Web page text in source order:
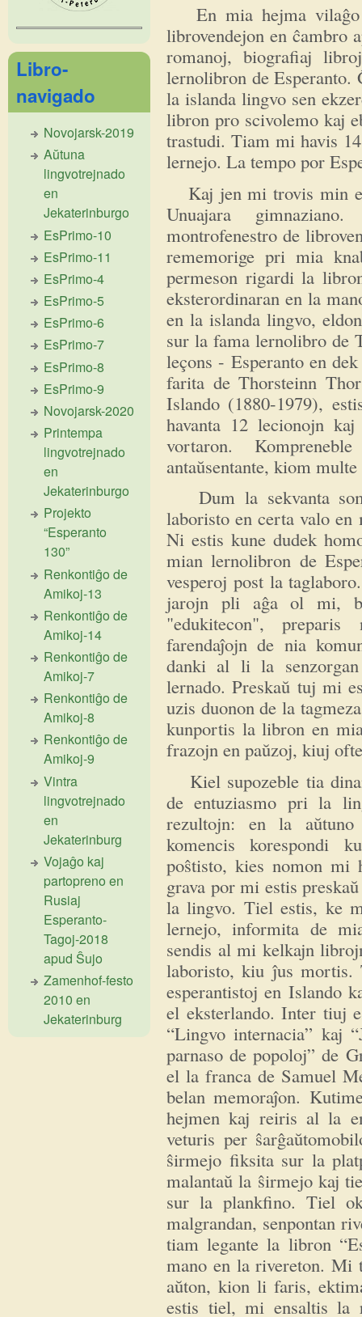
En mia hejma vilaĝo
librovendejon en ĉambro
romanoj, biografiaj
lernolibron de Esperanto.
la islanda lingvo sen
libron pro scivolemo kaj
trastudi. Tiam mi havis
lernejo. La tempo por
Kaj jen mi trovis min
Unuajara
montrofenestro de
rememorige pri mia
permeson rigardi la
eksterordinaran en la
en la islanda lingvo,
sur la fama lernolibro de
leçons - Esperanto en
farita de Thorsteinn
Islando (1880-1979),
havanta 12 lecionojn kaj
vortaron.
antaŭsentante, kiom
Dum la sekvanta
laboristo en certa valo en
Ni estis kune dudek
mian lernolibron de
vesperoj post la
jarojn pli aĝa ol mi,
"edukitecon",
farendaĵojn de nia
danki al li la senzorgan
lernado. Preskaŭ tuj mi
uzis duonon de la
kunportis la libron en
frazojn en paŭzoj, kiuj
Kiel supozeble tia
de entuziasmo pri la
rezultojn: en la
komencis korespondi
poŝtisto, kies nomon mi
grava por mi estis
la lingvo. Tiel estis, ke
lernejo, informita de
sendis al mi kelkajn
laboristo, kiu ĵus
esperantistoj en Islando
el eksterlando. Inter tiuj
“Lingvo internacia” kaj
parnaso de popoloj” de
el la franca de Samuel
belan memoraĵon.
hejmen kaj reiris al la
veturis per
ŝirmejo fiksita sur la
malantaŭ la ŝirmejo kaj
sur la plankfino. Tiel
malgrandan, senpontan
tiam legante la libron
mano en la rivereton.
aŭton, kion li faris,
estis tiel, mi ensaltis la
Libro-
navigado
Novojarsk-2019
Aŭtuna
lingvotrejnado
en
Jekaterinburgo
EsPrimo-10
EsPrimo-11
EsPrimo-4
EsPrimo-5
EsPrimo-6
EsPrimo-7
EsPrimo-8
EsPrimo-9
Novojarsk-2020
Printempa
lingvotrejnado
en
Jekaterinburgo
Projekto
“Esperanto
130”
Renkontiĝo de
Amikoj-13
Renkontiĝo de
Amikoj-14
Renkontiĝo de
Amikoj-7
Renkontiĝo de
Amikoj-8
Renkontiĝo de
Amikoj-9
Vintra
lingvotrejnado
en
Jekaterinburg
Vojaĝo kaj
partopreno en
Rusiaj
Esperanto-
Tagoj-2018
apud Ŝujo
Zamenhof-festo
2010 en
Jekaterinburg